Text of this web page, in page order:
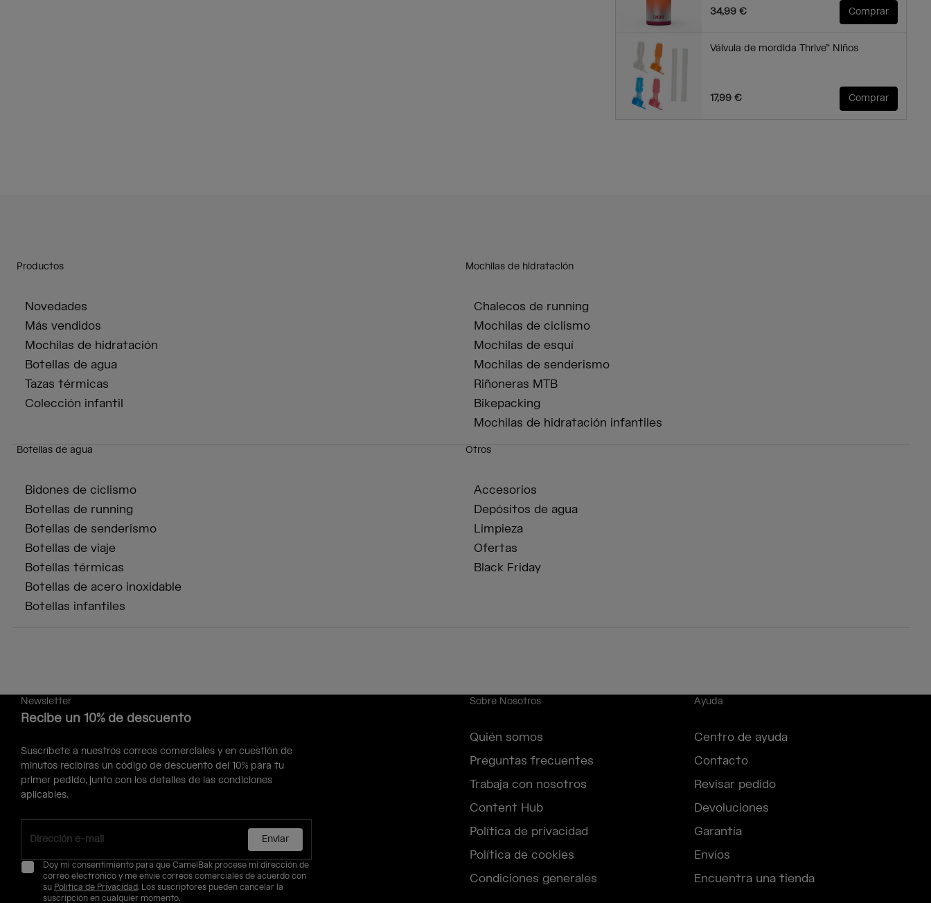
34,99 €
Comprar
Válvula de mordida Thrive™ Niños
17,99 € Comprar
Productos
Novedades
Más vendidos
Mochilas de hidratación
Botellas de agua
Tazas térmicas
Colección infantil
Mochilas de hidratación
Chalecos de running
Mochilas de ciclismo
Mochilas de esquí
Mochilas de senderismo
Riñoneras MTB
Bikepacking
Mochilas de hidratación infantiles
Botellas de agua
Bidones de ciclismo
Botellas de running
Botellas de senderismo
Botellas de viaje
Botellas térmicas
Botellas de acero inoxidable
Botellas infantiles
Otros
Accesorios
Depósitos de agua
Limpieza
Ofertas
Black Friday
Newsletter
Recibe un 10% de descuento
Suscríbete a nuestros correos comerciales y en cuestión de
minutos recibirás un código de descuento del 10% para tu
primer pedido, junto con los detalles de las condiciones
aplicables.
Enviar
Doy mi consentimiento para que CamelBak procese mi dirección de
correo electrónico y me envíe correos comerciales de acuerdo con
su Política de Privacidad. Los suscriptores pueden cancelar la
suscripción en cualquier momento.
Sobre Nosotros
Quién somos
Preguntas frecuentes
Trabaja con nosotros
Content Hub
Política de privacidad
Política de cookies
Condiciones generales
Ayuda
Centro de ayuda
Contacto
Revisar pedido
Devoluciones
Garantía
Envíos
Encuentra una tienda